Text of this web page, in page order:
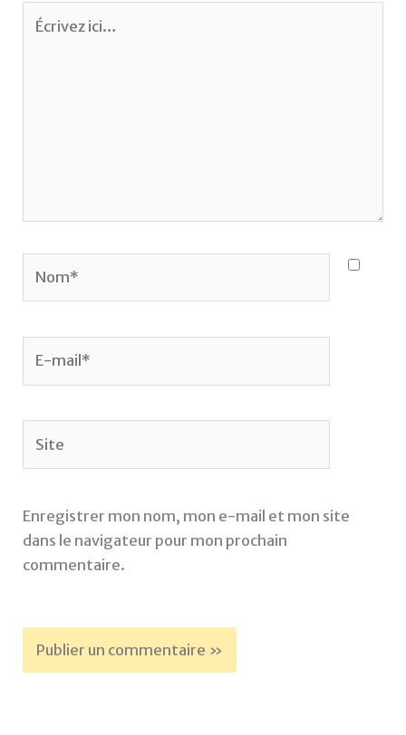
Écrivez
ici…
mail*
Enregistrer mon nom, mon e-mail et mon site
dans le navigateur pour mon prochain
commentaire.